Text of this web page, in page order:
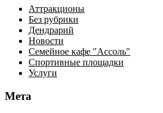
Аттракционы
Без рубрики
Дендрарий
Новости
Семейное кафе "Ассоль"
Спортивные площадки
Услуги
Мета